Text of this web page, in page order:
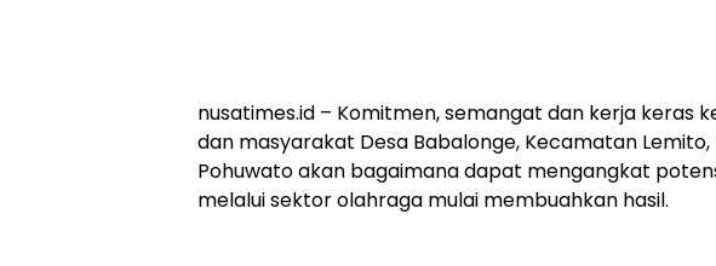
nusatimes.id – Komitmen, semangat dan kerja keras
dan masyarakat Desa Babalonge, Kecamatan
Pohuwato akan bagaimana dapat mengangkat
melalui sektor olahraga mulai membuahkan hasil.